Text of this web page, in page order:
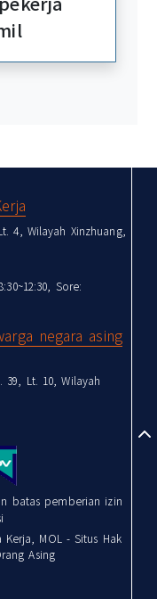
4, Wilayah Xinzhuang,
Sore:
negara asing
Lt. 10, Wilayah
batas pemberian izin
MOL - Situs Hak
Asing